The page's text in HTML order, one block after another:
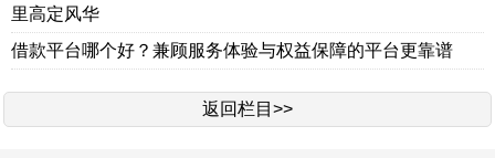
里高定风华
借款平台哪个好？兼顾服务体验与权益保障的平台更靠谱
返回栏目>>